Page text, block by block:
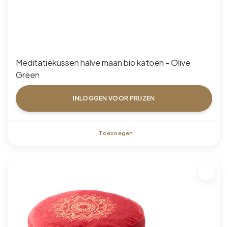
Meditatiekussen halve maan bio katoen - Olive
Green
INLOGGEN VOOR PRIJZEN
Toevoegen